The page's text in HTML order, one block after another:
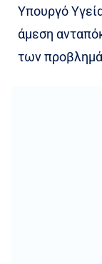
Υπουργό
άμεση
των